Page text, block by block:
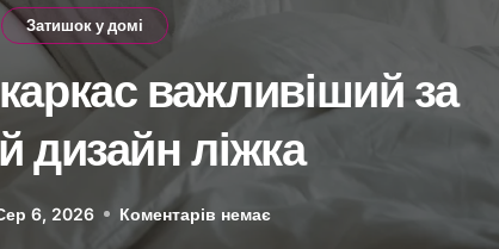
Затишок у домі
важливіший за
дизайн ліжка
6, 2026 Коментарів немає